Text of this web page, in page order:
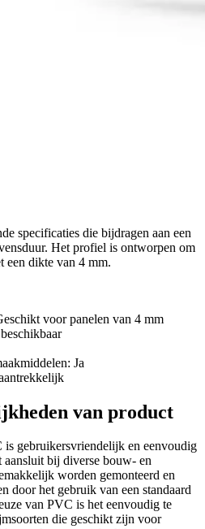
specificaties die bijdragen aan een
Het profiel is ontworpen om
een dikte van 4 mm.
voor panelen van 4 mm
Ja
van product
gebruikersvriendelijk en eenvoudig
aansluit bij diverse bouw- en
worden gemonteerd en
door het gebruik van een standaard
van PVC is het eenvoudig te
die geschikt zijn voor